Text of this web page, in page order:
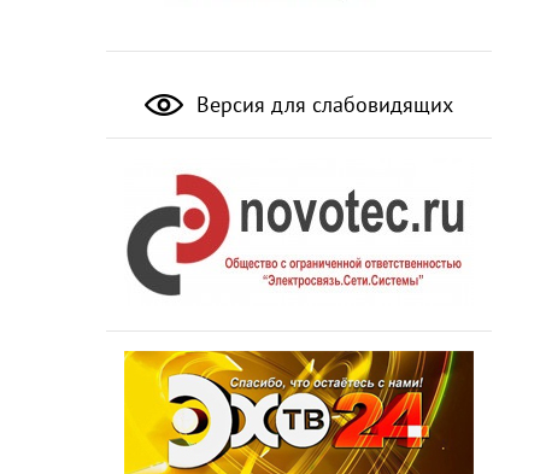
Версия для слабовидящих